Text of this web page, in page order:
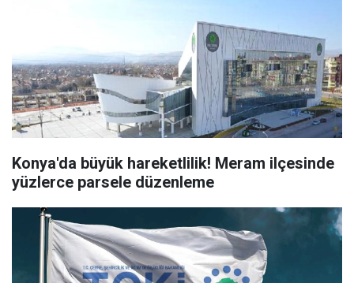
Konya'da büyük hareketlilik! Meram ilçesinde
yüzlerce parsele düzenleme